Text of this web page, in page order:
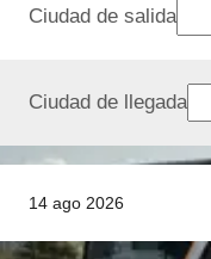
14 ago 2026
Ciudad de salida
Ciudad de llegada